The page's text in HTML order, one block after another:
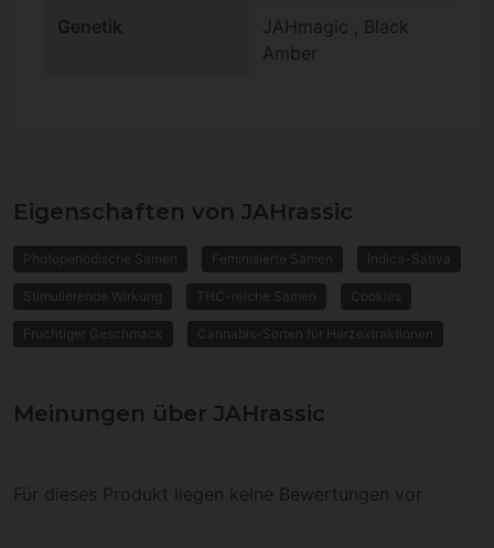
Genetik
JAHmagic , Black
Amber
Eigenschaften von JAHrassic
Photoperiodische Samen Feminisierte Samen Indica-Sativa
Stimulierende Wirkung THC-reiche Samen Cookies
Fruchtiger Geschmack Cannabis-Sorten für Harzextraktionen
Meinungen über JAHrassic
Für dieses Produkt liegen keine Bewertungen vor